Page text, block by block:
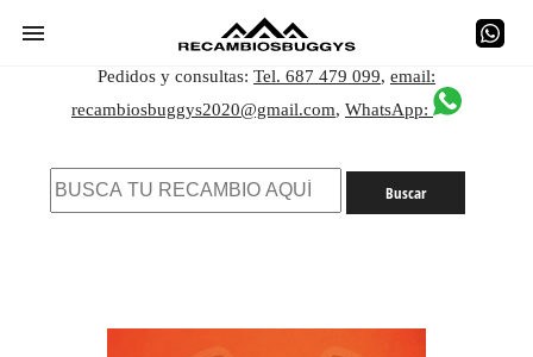
Pedidos y consultas: Tel. 687 479 099, email:
recambiosbuggys2020@gmail.com, WhatsApp: